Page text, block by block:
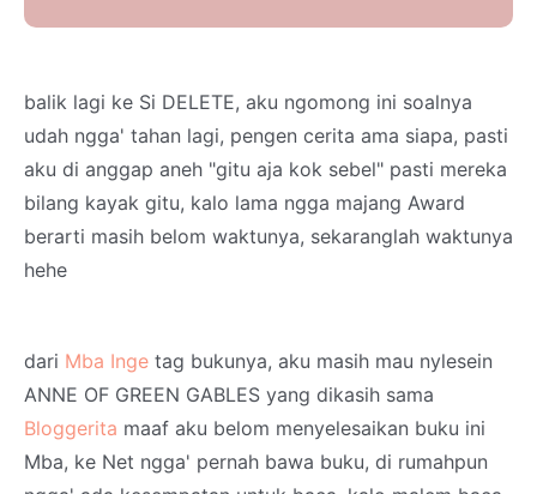
balik lagi ke Si DELETE, aku ngomong ini soalnya
udah ngga' tahan lagi, pengen cerita ama siapa, pasti
aku di anggap aneh "gitu aja kok sebel" pasti mereka
bilang kayak gitu, kalo lama ngga majang Award
berarti masih belom waktunya, sekaranglah waktunya
hehe
dari Mba Inge tag bukunya, aku masih mau nylesein
ANNE OF GREEN GABLES yang dikasih sama
Bloggerita maaf aku belom menyelesaikan buku ini
Mba, ke Net ngga' pernah bawa buku, di rumahpun